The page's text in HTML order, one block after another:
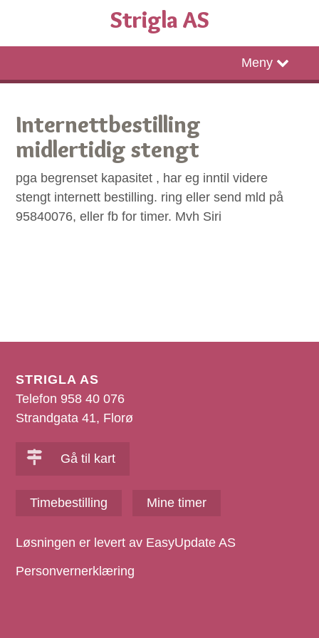
Strigla AS
Meny
Internettbestilling
midlertidig stengt
pga begrenset kapasitet , har eg inntil videre
stengt internett bestilling. ring eller send mld på
95840076, eller fb for timer. Mvh Siri
STRIGLA AS
Telefon 958 40 076
Strandgata 41, Florø
Gå til kart
Timebestilling Mine timer
Løsningen er levert av EasyUpdate AS
Personvernerklæring